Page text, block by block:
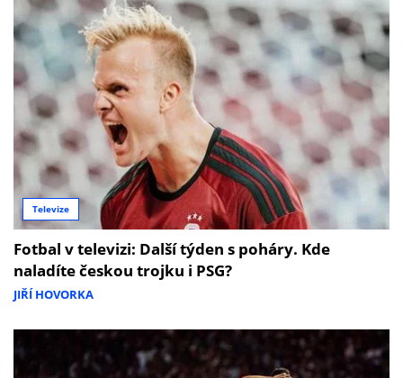
Televize
Fotbal v televizi: Další týden s poháry. Kde
naladíte českou trojku i PSG?
JIŘÍ HOVORKA